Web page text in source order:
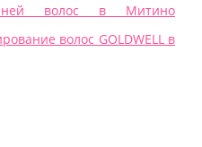
волос в Митино
волос GOLDWELL в